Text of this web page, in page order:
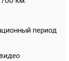
период